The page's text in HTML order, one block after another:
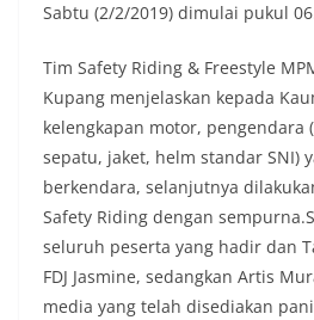
Sabtu (2/2/2019) dimulai pukul
Tim Safety Riding & Freestyle
Kupang menjelaskan kepada
kelengkapan motor, pengendara
sepatu, jaket, helm standar SNI)
berkendara, selanjutnya
Safety Riding dengan
seluruh peserta yang hadir dan
FDJ Jasmine, sedangkan Artis
media yang telah disediakan